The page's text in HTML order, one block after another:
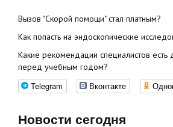
Вызов "Скорой помощи" стал платным?
Как попасть на эндоскопические
Какие рекомендации специалистов есть
перед учебным годом?
Telegram Вконтакте
Новости сегодня